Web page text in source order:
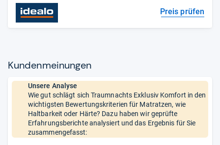
Preis prüfen
Kun­den­mei­nun­gen
Unsere Analyse
Wie gut schlägt sich Traumnachts Exklusiv Komfort in den
wichtigsten Bewertungskriterien für Matratzen, wie
Haltbarkeit oder Härte? Dazu haben wir geprüfte
Erfahrungsberichte analysiert und das Ergebnis für Sie
zusammengefasst: